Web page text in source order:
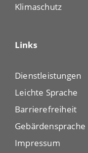
Klimaschutz
Links
Dienstleistungen
Leichte Sprache
Barrierefreiheit
Gebärdensprache
Impressum